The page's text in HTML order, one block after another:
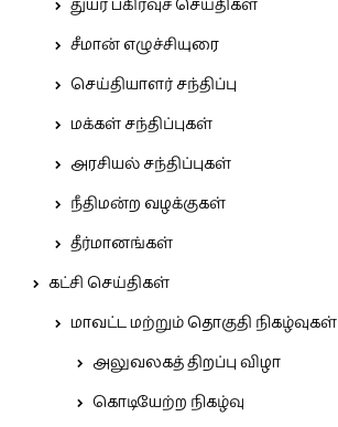
துயர் பகிர்வுச் செய்திகள்
சீமான் எழுச்சியுரை
செய்தியாளர் சந்திப்பு
மக்கள் சந்திப்புகள்
அரசியல் சந்திப்புகள்
நீதிமன்ற வழக்குகள்
தீர்மானங்கள்
கட்சி செய்திகள்
மாவட்ட மற்றும் தொகுதி நிகழ்வுகள்
அலுவலகத் திறப்பு விழா
கொடியேற்ற நிகழ்வு